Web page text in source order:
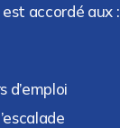
accordé aux :
d’emploi